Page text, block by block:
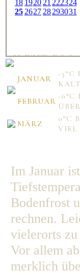
18 1920 21 222324
25 2627 28293031
MoDiMiDoFrSaSo
8
9 10 11 121314
15
192021
22
2728
15
16171819 20 21
2223 24252627 28
293031
JANUAR
-3°C
FEBRUAR -6°C
MÄRZ
0°C
VIEL
Im Januar
Bodenfrost
rechnen.
vielerorts
Vor allem
merklich